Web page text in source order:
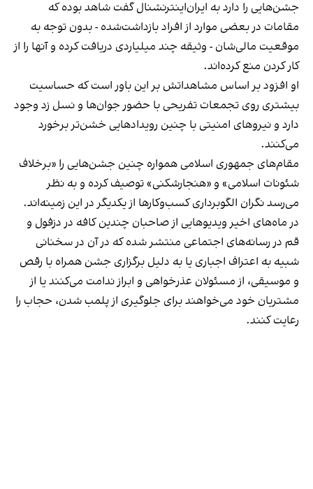
جشن‌هایی را دارد به ایران‌اینترنشنال گفت شاهد بوده که
مقامات در بعضی موارد از افراد بازداشت‌‌شده - بدون توجه به
موقعیت مالی‌شان - وثیقه چند میلیاردی دریافت کرده و آنها را از
کار کردن منع کرده‌اند.
او افزود بر اساس مشاهداتش بر این باور است که حساسیت
بیشتری روی تجمعات تفریحی با حضور جوان‌ها و نسل زد وجود
دارد و نیروهای امنیتی با چنین رویدادهایی خشن‌تر برخورد
می‌کنند.
مقام‌های جمهوری اسلامی همواره چنین جشن‌هایی را «برخلاف
شئونات اسلامی» و «هنجارشکنی» توصیف کرده و به نظر
می‌رسد نگران الگوبرداری کسب‌وکارها از یکدیگر در این زمینه‌اند.
در ماه‌های اخیر ویدیوهایی از صاحبان چندین کافه در دزفول و
قم در رسانه‌های اجتماعی منتشر شده که در آن در سخنانی
شبیه به اعتراف اجباری یا به دلیل برگزاری جشن همراه با رقص
و موسیقی، از مسئولان عذرخواهی و ابراز ندامت می‌کنند یا از
مشتریان خود می‌خواهند برای جلوگیری از پلمب شدن، حجاب را
رعایت کنند.